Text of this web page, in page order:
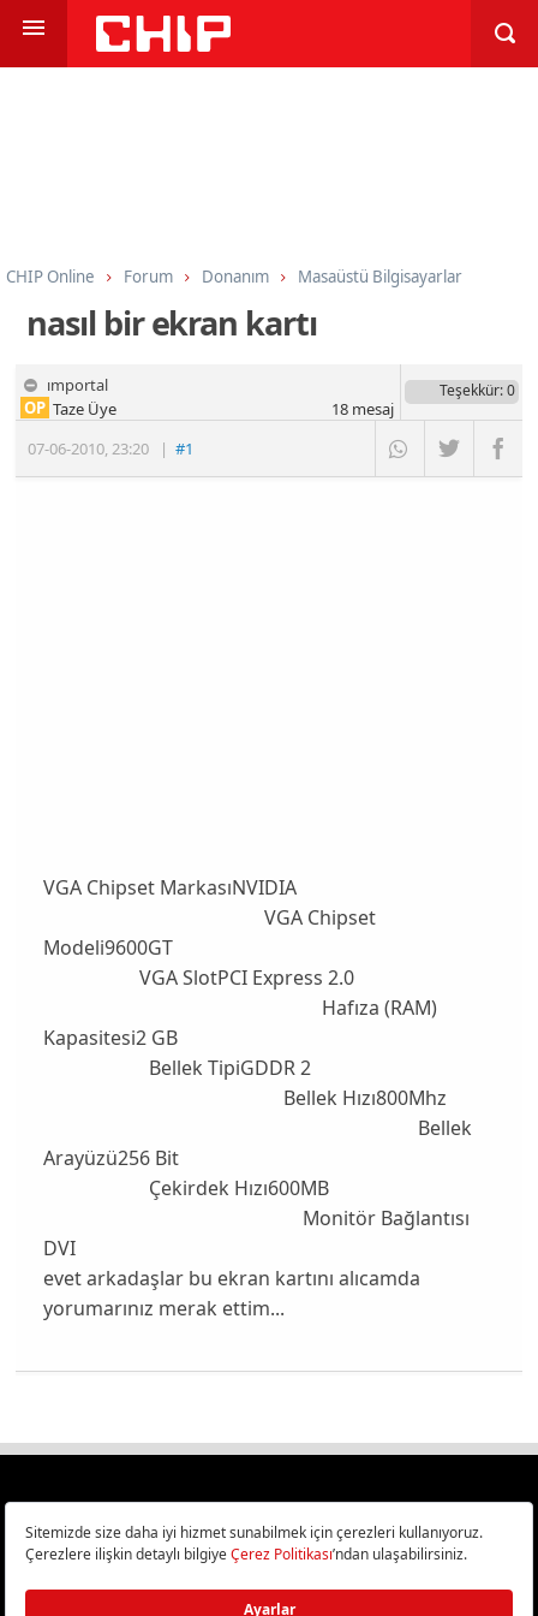
CHIP Online Forum Donanım Masaüstü Bilgisayarlar
nasıl bir ekran kartı
ımportal
07-06-2010,23:20 |#1
OP Taze Üye
Teşekkür: 0
18mesaj
VGA Chipset MarkasıNVIDIA
VGA Chipset
Modeli9600GT
VGA SlotPCI Express 2.0
Hafıza (RAM)
Kapasitesi2 GB
Bellek TipiGDDR 2
Bellek Hızı800Mhz
Bellek
Arayüzü256 Bit
Çekirdek Hızı600MB
Monitör Bağlantısı
DVI
evet arkadaşlar bu ekran kartını alıcamda
yorumarınız merak ettim...
Türkiye
Bilişim ve Teknoloji Haberleri CHIP Online’da!